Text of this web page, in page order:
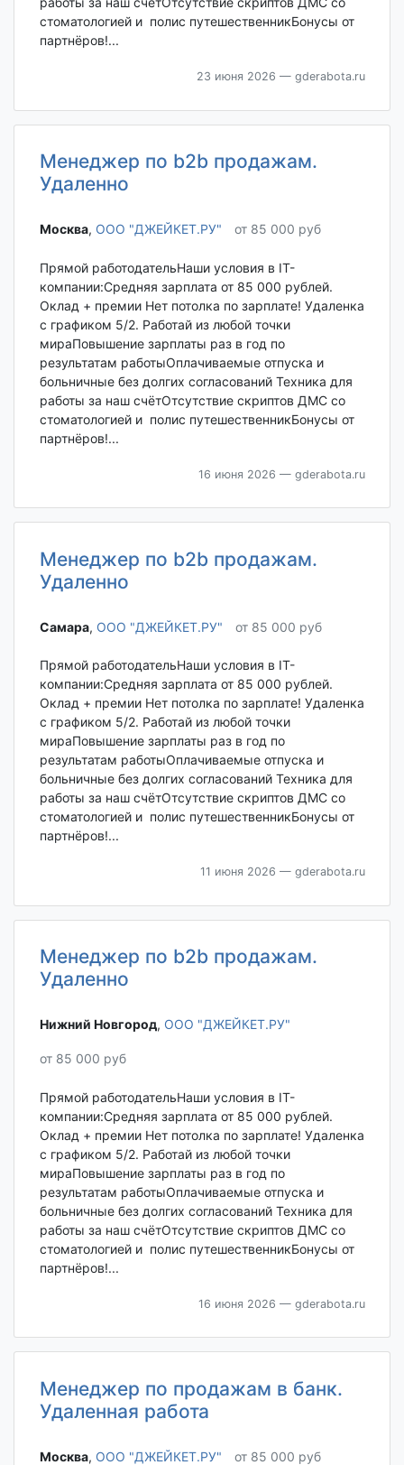
стоматологией и полис путешественникБонусы от
партнёров!...
23 июня 2026 — gderabota.ru
Менеджер по b2b продажам.
Удаленно
Москва‎, ООО "ДЖЕЙКЕТ.РУ" от 85 000 руб
Прямой работодательНаши условия в IT-
компании:Средняя зарплата от 85 000 рублей.
Оклад + премии Нет потолка по зарплате! Удаленка
с графиком 5/2. Работай из любой точки
мираПовышение зарплаты раз в год по
результатам работыОплачиваемые отпуска и
больничные без долгих согласований Техника для
работы за наш счётОтсутствие скриптов ДМС со
стоматологией и полис путешественникБонусы от
партнёров!...
16 июня 2026 — gderabota.ru
Менеджер по b2b продажам.
Удаленно
Самара‎, ООО "ДЖЕЙКЕТ.РУ" от 85 000 руб
Прямой работодательНаши условия в IT-
компании:Средняя зарплата от 85 000 рублей.
Оклад + премии Нет потолка по зарплате! Удаленка
с графиком 5/2. Работай из любой точки
мираПовышение зарплаты раз в год по
результатам работыОплачиваемые отпуска и
больничные без долгих согласований Техника для
работы за наш счётОтсутствие скриптов ДМС со
стоматологией и полис путешественникБонусы от
партнёров!...
11 июня 2026 — gderabota.ru
Менеджер по b2b продажам.
Удаленно
Нижний Новгород‎, ООО "ДЖЕЙКЕТ.РУ"
от 85 000 руб
Прямой работодательНаши условия в IT-
компании:Средняя зарплата от 85 000 рублей.
Оклад + премии Нет потолка по зарплате! Удаленка
с графиком 5/2. Работай из любой точки
мираПовышение зарплаты раз в год по
результатам работыОплачиваемые отпуска и
больничные без долгих согласований Техника для
работы за наш счётОтсутствие скриптов ДМС со
стоматологией и полис путешественникБонусы от
партнёров!...
16 июня 2026 — gderabota.ru
Менеджер по продажам в банк.
Удаленная работа
Москва‎, ООО "ДЖЕЙКЕТ.РУ" от 85 000 руб